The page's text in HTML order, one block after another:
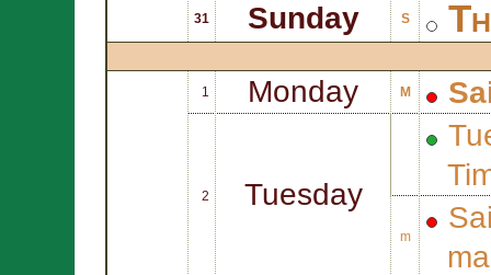
31 Sunday S
1 Monday M
2 Tuesday
m